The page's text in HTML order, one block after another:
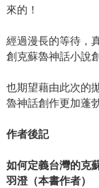
來的！
經過漫長的等待，
創克蘇魯神話小說
也期望藉由此次的
魯神話創作更加蓬
作者後記
如何定義台灣的克
羽澄（本書作者）